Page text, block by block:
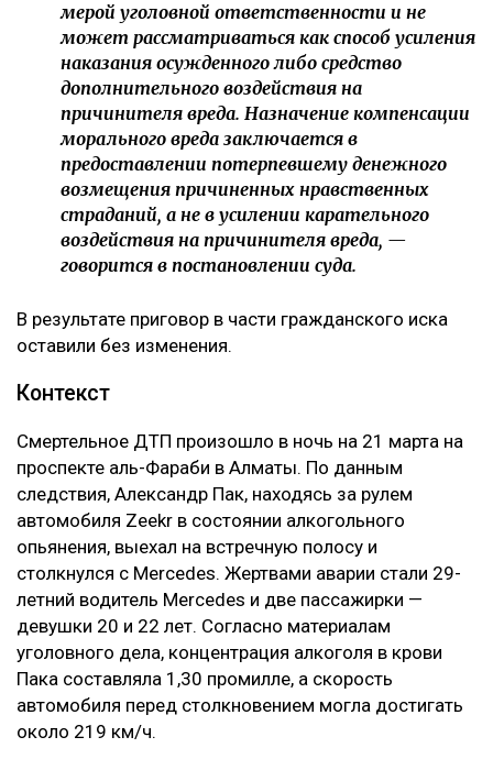
мерой уголовной ответственности и не
может рассматриваться как способ усиления
наказания осужденного либо средство
дополнительного воздействия на
причинителя вреда. Назначение компенсации
морального вреда заключается в
предоставлении потерпевшему денежного
возмещения причиненных нравственных
страданий, а не в усилении карательного
воздействия на причинителя вреда, —
говорится в постановлении суда.
В результате приговор в части гражданского иска
оставили без изменения.
Контекст
Смертельное ДТП произошло в ночь на 21 марта на
проспекте аль-Фараби в Алматы. По данным
следствия, Александр Пак, находясь за рулем
автомобиля Zeekr в состоянии алкогольного
опьянения, выехал на встречную полосу и
столкнулся с Mercedes. Жертвами аварии стали 29-
летний водитель Mercedes и две пассажирки —
девушки 20 и 22 лет. Согласно материалам
уголовного дела, концентрация алкоголя в крови
Пака составляла 1,30 промилле, а скорость
автомобиля перед столкновением могла достигать
около 219 км/ч.